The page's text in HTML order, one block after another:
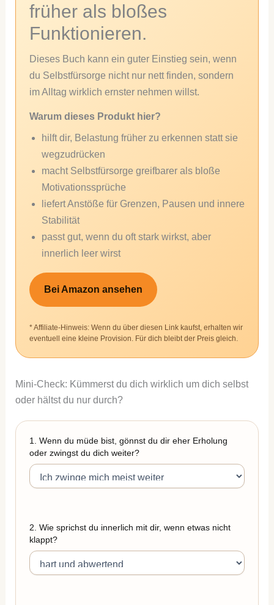
früher als bloßes
Funktionieren.
Dieses Buch kann ein guter Einstieg sein, wenn
du Selbstfürsorge nicht nur nett finden, sondern
im Alltag wirklich ernster nehmen willst.
Warum dieses Produkt hier?
hilft dir, Belastung früher zu erkennen statt sie
wegzudrücken
macht Selbstfürsorge greifbarer als bloße
Motivationssprüche
liefert Anstöße für Grenzen, Pausen und innere
Stabilität
passt gut, wenn du oft stark wirkst, aber
innerlich leer wirst
Bei Amazon ansehen
* Affiliate-Hinweis: Wenn du über diesen Link kaufst, erhalten wir
eventuell eine kleine Provision. Für dich bleibt der Preis gleich.
Mini-Check: Kümmerst du dich wirklich um dich selbst
oder hältst du nur durch?
1. Wenn du müde bist, gönnst du dir eher Erholung
oder zwingst du dich weiter?
2. Wie sprichst du innerlich mit dir, wenn etwas nicht
klappt?